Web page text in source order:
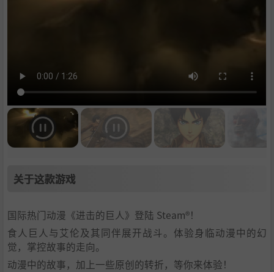
关于这款游戏
国际热门动漫《进击的巨人》登陆 Steam®！
食人巨人与艾伦及其同伴展开战斗。体验身临动漫中的幻
觉，掌控故事的走向。
动漫中的故事，加上一些原创的转折，等你来体验！